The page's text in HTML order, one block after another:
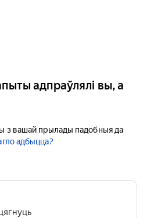
адпраўлялі вы, а
з вашай прылады падобныя да
адбыцца?